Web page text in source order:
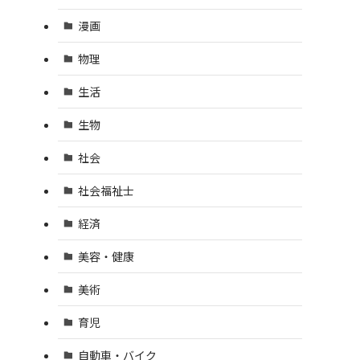
漫画
物理
生活
生物
社会
社会福祉士
経済
美容・健康
美術
育児
自動車・バイク